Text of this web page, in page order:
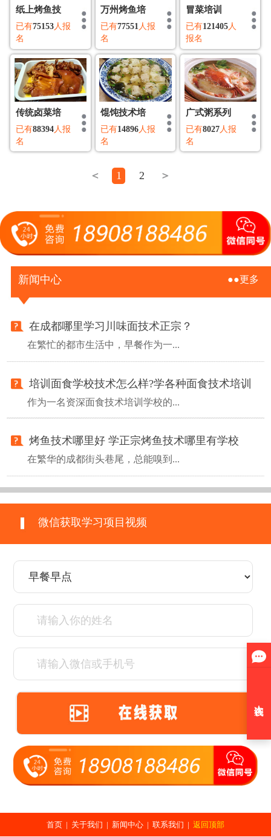
纸上烤鱼技
已有75153人报
名
万州烤鱼培
已有77551人报
名
冒菜培训
已有121405人
报名
传统卤菜培
已有88394人报
名
馄饨技术培
已有14896 人报
名
广式粥系列
已有8027人报
名
＜ 1 2 ＞
新闻中心 ●●更多
在成都哪里学习川味面技术正宗？
在繁忙的都市生活中，早餐作为一...
培训面食学校技术怎么样?学各种面食技术培训
作为一名资深面食技术培训学校的...
烤鱼技术哪里好 学正宗烤鱼技术哪里有学校
在繁华的成都街头巷尾，总能嗅到...
微信获取学习项目视频
首页 | 关于我们 | 新闻中心 | 联系我们 | 返回顶部